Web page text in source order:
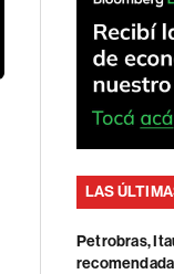
LAS
Petrobras,